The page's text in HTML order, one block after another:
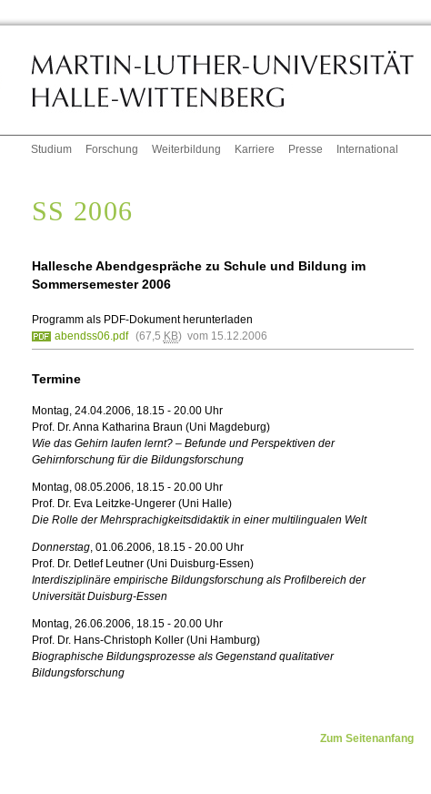
Studium Forschung Weiterbildung Karriere Presse International
SS 2006
Hallesche Abendgespräche zu Schule und Bildung im
Sommersemester 2006
Programm als PDF-Dokument herunterladen
abendss06.pdf (67,5 KB) vom 15.12.2006
Termine
Montag, 24.04.2006, 18.15 - 20.00 Uhr
Prof. Dr. Anna Katharina Braun (Uni Magdeburg)
Wie das Gehirn laufen lernt? – Befunde und Perspektiven der
Gehirnforschung für die Bildungsforschung
Montag, 08.05.2006, 18.15 - 20.00 Uhr
Prof. Dr. Eva Leitzke-Ungerer (Uni Halle)
Die Rolle der Mehrsprachigkeitsdidaktik in einer multilingualen Welt
Donnerstag, 01.06.2006, 18.15 - 20.00 Uhr
Prof. Dr. Detlef Leutner (Uni Duisburg-Essen)
Interdisziplinäre empirische Bildungsforschung als Profilbereich der
Universität Duisburg-Essen
Montag, 26.06.2006, 18.15 - 20.00 Uhr
Prof. Dr. Hans-Christoph Koller (Uni Hamburg)
Biographische Bildungsprozesse als Gegenstand qualitativer
Bildungsforschung
Zum Seitenanfang